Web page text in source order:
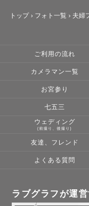
トップ › フォト一覧 › 夫婦
ご利用の流れ
カメラマン一覧
お宮参り
七五三
ウェディング
(前撮り、後撮り)
友達、フレンド
よくある質問
ラブグラフが運